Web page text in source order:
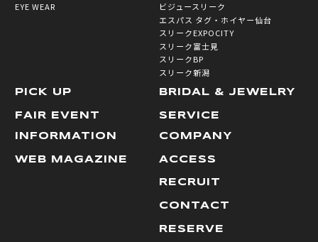
EYE WEAR
ビジュースリーク
エスパス タグ・ホイヤー仙台
スリークEXPOCITY
スリーク富士見
スリークBP
スリーク新潟
PICK UP
FAIR EVENT
INFORMATION
WEB MAGAZINE
BRIDAL & JEWELRY
SERVICE
COMPANY
ACCESS
RECRUIT
CONTACT
RESERVE